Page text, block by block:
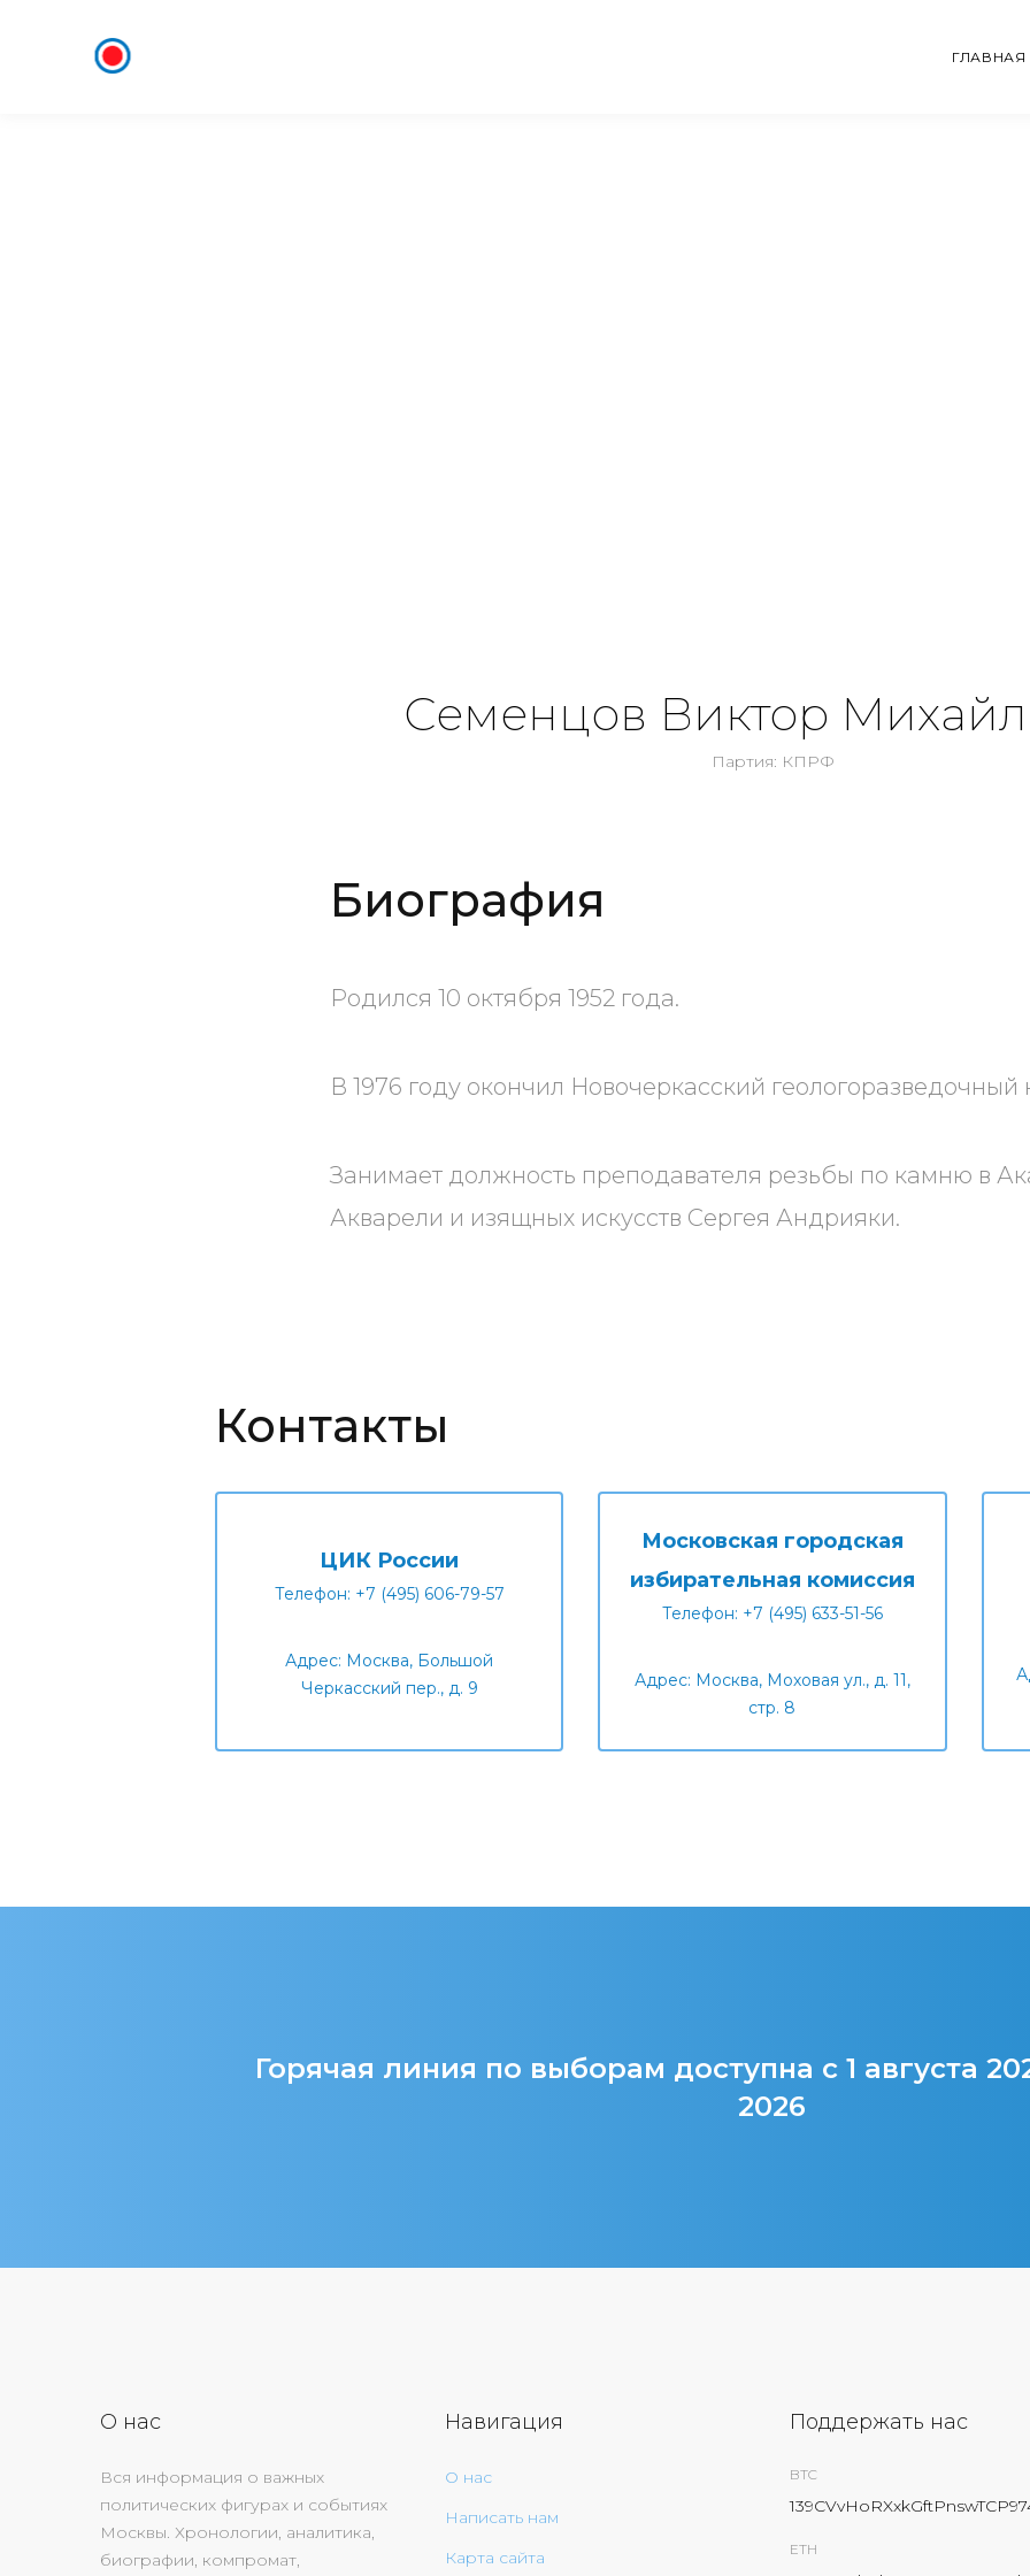
ГЛАВНАЯ
Семенцов Виктор
Партия: КПРФ
Биография
Родился 10 октября 1952 года.
В 1976 году окончил Новочеркасский
Занимает должность преподавателя резьбы по камню в
Акварели и изящных искусств Сергея Андрияки.
Контакты
ЦИК России
Телефон: +7 (495) 606-79-57
Адрес: Москва, Большой
Черкасский пер., д. 9
Московская городская
избирательная комиссия
Телефон: +7 (495) 633-51-56
Адрес: Москва, Моховая ул., д. 11,
стр. 8
Горячая линия по выборам доступна с 1 августа
2026
О нас
Вся информация о важных
политических фигурах и событиях
Москвы. Хронологии, аналитика,
биографии, компромат,
Навигация
О нас
Написать нам
Карта сайта
Поддержать нас
BTC
ETH